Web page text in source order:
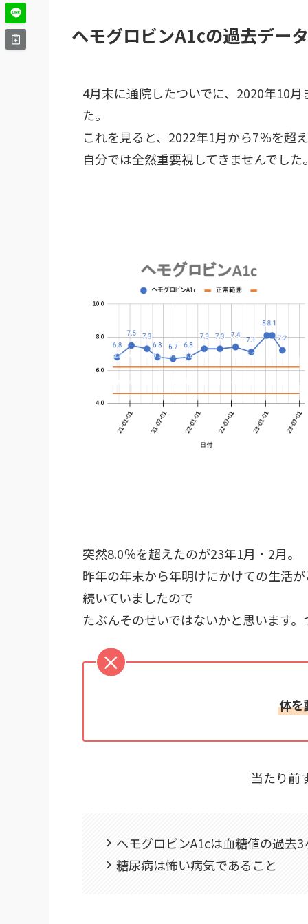
ヘモグロビンA1cの過去データ
4月末に通院したついでに、2020年10
た。
これを見ると、2022年1月から7％を超
自分では全然重要視してきませんでした
突然8.0％を超えたのが23年1月・2月。
昨年の年末から年明けにかけての生活
続いていましたので
たぶんそのせいではないかと思います。
体を
当たり
ヘモグロビンA1cは血糖値の過去
糖尿病は怖い病気であること